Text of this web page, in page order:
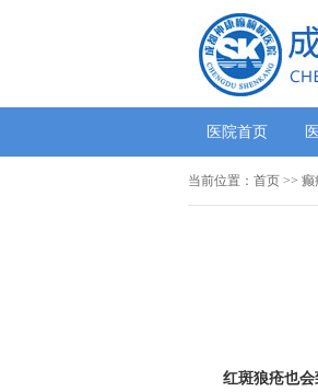
医院首页
当前位置： 首页 >> 癫
红斑狼疮也